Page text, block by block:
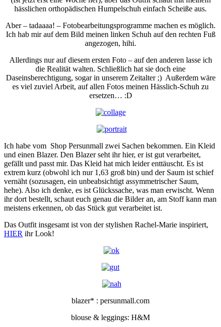
hässlichen orthopädischen Humpelschuh einfach Scheiße aus.
Aber – tadaaaa! – Fotobearbeitungsprogramme machen es möglich.
Ich hab mir auf dem Bild meinen linken Schuh auf den rechten Fuß
angezogen, hihi.
Allerdings nur auf diesem ersten Foto – auf den anderen lasse ich
die Realität walten. Schließlich hat sie doch eine
Daseinsberechtigung, sogar in unserem Zeitalter ;) Außerdem wäre
es viel zuviel Arbeit, auf allen Fotos meinen Hässlich-Schuh zu
ersetzen… :D
Ich habe vom Shop Persunmall zwei Sachen bekommen. Ein Kleid
und einen Blazer. Den Blazer seht ihr hier, er ist gut verarbeitet,
gefällt und passt mir. Das Kleid hat mich leider enttäuscht. Es ist
extrem kurz (obwohl ich nur 1,63 groß bin) und der Saum ist schief
vernäht (sozusagen, ein unbeabsichtigt assymmetrischer Saum,
hehe). Also ich denke, es ist Glückssache, was man erwischt. Wenn
ihr dort bestellt, schaut euch genau die Bilder an, am Stoff kann man
meistens erkennen, ob das Stück gut verarbeitet ist.
Das Outfit insgesamt ist von der stylishen Rachel-Marie inspiriert,
HIER ihr Look!
blazer* : persunmall.com
blouse & leggings: H&M